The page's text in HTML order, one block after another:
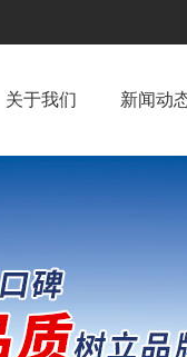
关于我们 新闻动